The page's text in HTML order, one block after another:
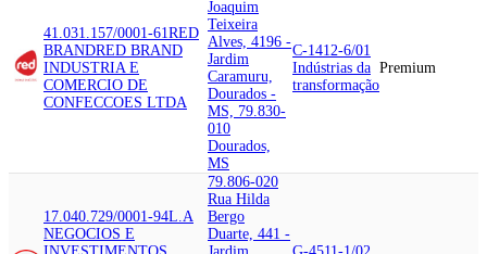
41.031.157/0001-61RED
BRANDRED BRAND
INDUSTRIA E
COMERCIO DE
CONFECCOES LTDA
Joaquim
Teixeira
Alves, 4196 -
Jardim
Caramuru,
Dourados -
MS, 79.830-
010
Dourados,
MS
C-1412-6/01
Indústrias da
transformação
Premium
17.040.729/0001-94L.A
NEGOCIOS E
79.806-020
Rua Hilda
Bergo
Duarte, 441 -